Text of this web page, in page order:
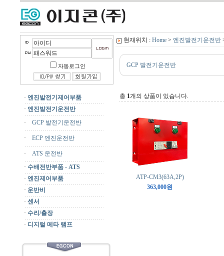
자동로그인
· 엔진발전기제어부품
· 엔진발전기운전반
·
GCP 발전기운전반
· ECP 엔진운전반
·
ATS 운전반
· 수배전반부품 - ATS
· 엔진제어부품
· 운반비
· 센서
· 수리/출장
· 디지털 메타 램프
현재위치 : Home > 엔진발전기운전반
GCP 발전기운전반
총 1개의 상품이 있습니다.
ATP-CM3(63A,2P)
363,000원